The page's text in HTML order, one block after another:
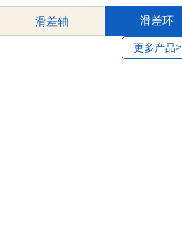
滑差轴 滑差环
更多产品>